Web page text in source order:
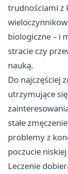
trudnościami z
biologiczne – i
stracie czy
nauką.
Do najczęściej
utrzymujące
stałe
problemy z
poczucie
Leczenie